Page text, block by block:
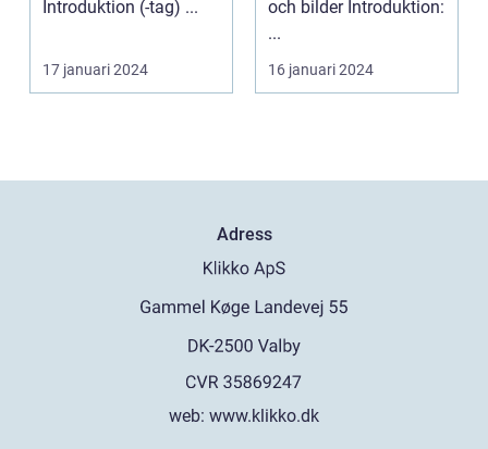
Introduktion (-tag) ...
17 januari 2024
och bilder Introduktion:
...
16 januari 2024
Adress
web: www.klikko.dk